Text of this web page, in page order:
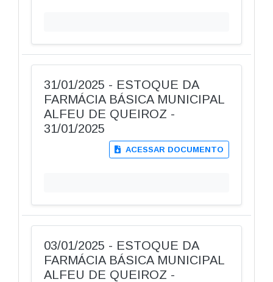
31/01/2025 - ESTOQUE DA
FARMÁCIA BÁSICA MUNICIPAL
ALFEU DE QUEIROZ -
31/01/2025
ACESSAR DOCUMENTO
03/01/2025 - ESTOQUE DA
FARMÁCIA BÁSICA MUNICIPAL
ALFEU DE QUEIROZ -